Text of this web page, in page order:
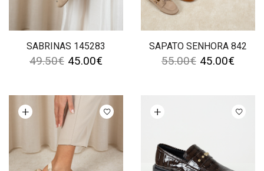
SABRINAS 145283
49.50€ 45.00€
SAPATO SENHORA 842
55.00€ 45.00€
opções Ver opções